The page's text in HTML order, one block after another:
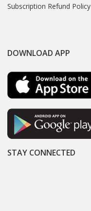
Subscription Refund Policy
DOWNLOAD APP
STAY CONNECTED